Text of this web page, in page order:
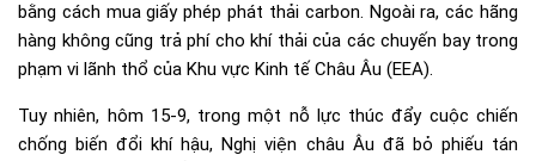
bằng cách mua giấy phép phát thải carbon. Ngoài ra, các hãng
hàng không cũng trả phí cho khí thải của các chuyến bay trong
phạm vi lãnh thổ của Khu vực Kinh tế Châu Âu (EEA).
Tuy nhiên, hôm 15-9, trong một nỗ lực thúc đẩy cuộc chiến
chống biến đổi khí hậu, Nghị viện châu Âu đã bỏ phiếu tán